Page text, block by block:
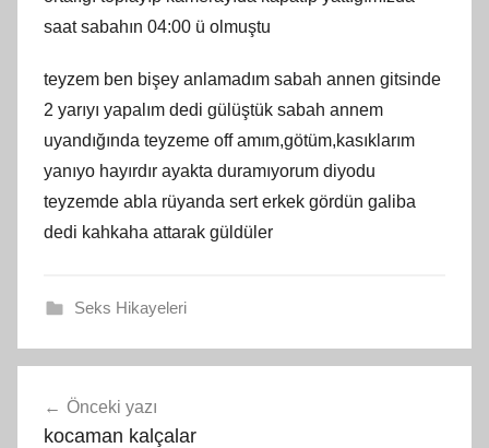
saat sabahın 04:00 ü olmuştu
teyzem ben bişey anlamadım sabah annen gitsinde
2 yarıyı yapalım dedi gülüştük sabah annem
uyandığında teyzeme off amım,götüm,kasıklarım
yanıyo hayırdır ayakta duramıyorum diyodu
teyzemde abla rüyanda sert erkek gördün galiba
dedi kahkaha attarak güldüler
Seks Hikayeleri
gezinmesi
Önceki yazı
kocaman kalçalar